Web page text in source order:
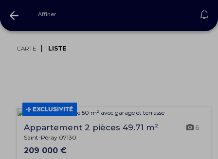
Achat Toulaud
Affiner
CARTE LISTE
EXCLUSIVITÉ
Appartement 2 pièces 49.71 m² 6
Saint-Péray 07130
209 000 €